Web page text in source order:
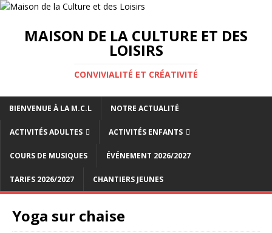
MAISON DE LA CULTURE ET DES
LOISIRS
CONVIVIALITÉ ET CRÉATIVITÉ
BIENVENUE À LA M.C.L NOTRE ACTUALITÉ
ACTIVITÉS ADULTES ACTIVITÉS ENFANTS
COURS DE MUSIQUES ÉVÉNEMENT 2026/2027
TARIFS 2026/2027 CHANTIERS JEUNES
Yoga sur chaise